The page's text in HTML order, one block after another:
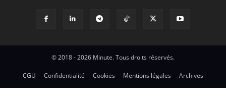
© 2018 - 2026 Minute. Tous droits réservés.
CGU Confidentialité Cookies Mentions légales Archives